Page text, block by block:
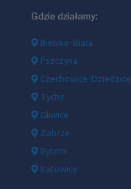
Gdzie działamy:
Bielsko-Biała
Pszczyna
Czechowice-Dziedzice
Tychy
Gliwice
Zabrze
Bytom
Katowice